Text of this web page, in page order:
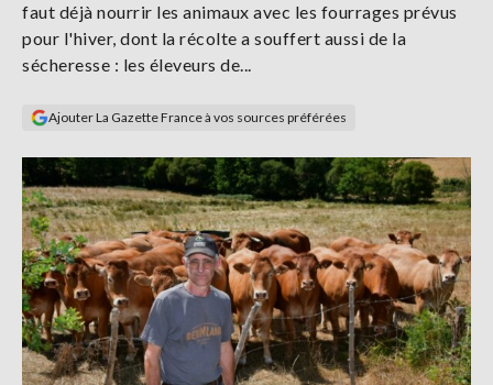
Se
connecter
S'abonner
faut déjà nourrir les animaux avec les fourrages prévus
pour l'hiver, dont la récolte a souffert aussi de la
sécheresse : les éleveurs de...
Ajouter La Gazette France à vos sources préférées